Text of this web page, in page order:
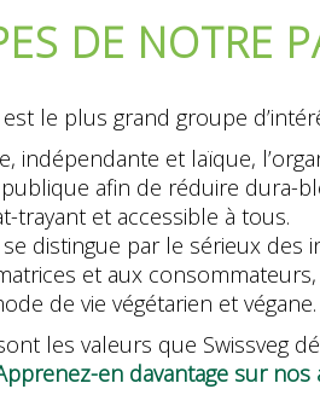
DE NOTRE
est le plus grand groupe
indépendante et laïque,
publique afin de réduire dura-
trayant et accessible à tous.
se distingue par le sérieux
et aux
de vie végétarien et végane.
les valeurs que Swissveg
en davantage sur